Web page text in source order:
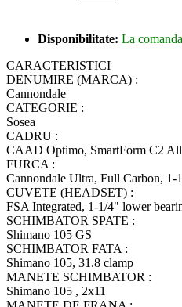
Disponibilitate: La comanda
CARACTERISTICI
DENUMIRE (MARCA) :
Cannondale
CATEGORIE :
Sosea
CADRU :
CAAD Optimo, SmartForm C2
FURCA :
Cannondale Ultra, Full Carbon, 1-
CUVETE (HEADSET) :
FSA Integrated, 1-1/4" lower
SCHIMBATOR SPATE :
Shimano 105 GS
SCHIMBATOR FATA :
Shimano 105, 31.8 clamp
MANETE SCHIMBATOR :
Shimano 105 , 2x11